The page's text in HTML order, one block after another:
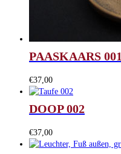
PAASKAARS 001
€37,00
DOOP 002
€37,00